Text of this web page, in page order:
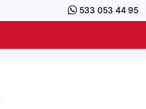
533 053 44 95